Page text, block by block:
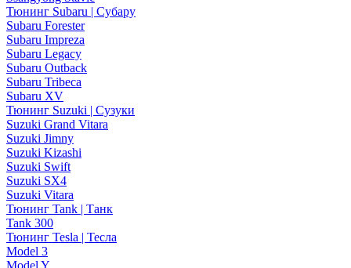
Тюнинг Subaru | Субару
Subaru Forester
Subaru Impreza
Subaru Legacy
Subaru Outback
Subaru Tribeca
Subaru XV
Тюнинг Suzuki | Сузуки
Suzuki Grand Vitara
Suzuki Jimny
Suzuki Kizashi
Suzuki Swift
Suzuki SX4
Suzuki Vitara
Тюнинг Tank | Танк
Tank 300
Тюнинг Tesla | Тесла
Model 3
Model Y